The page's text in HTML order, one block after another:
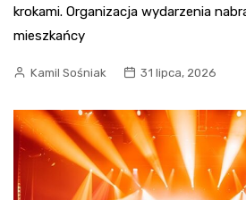
krokami. Organizacja wydarzenia
mieszkańcy
Kamil Sośniak 31 lipca, 2026